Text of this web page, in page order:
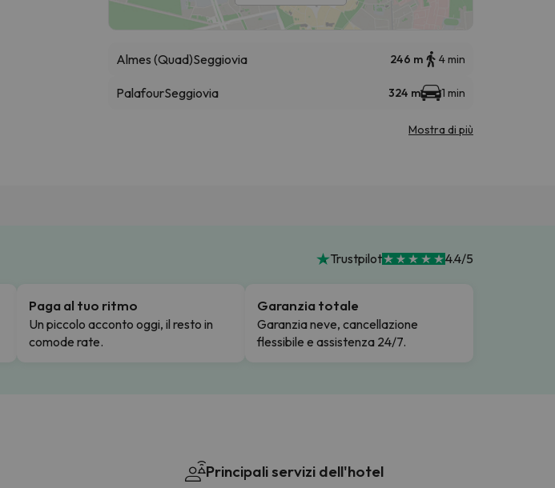
Almes (Quad)Seggiovia 246 m 4 min
PalafourSeggiovia 324 m 1 min
Mostra di più
Trustpilot 4.4/5
Paga al tuo ritmo
Un piccolo acconto oggi, il resto in
comode rate.
Garanzia totale
Garanzia neve, cancellazione
flessibile e assistenza 24/7.
Principali servizi dell'hotel